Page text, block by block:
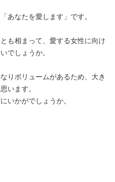
あなたを愛します」です。
も相まって、愛する女性に向け
でしょうか。
りボリュームがあるため、大き
います。
いかがでしょうか。